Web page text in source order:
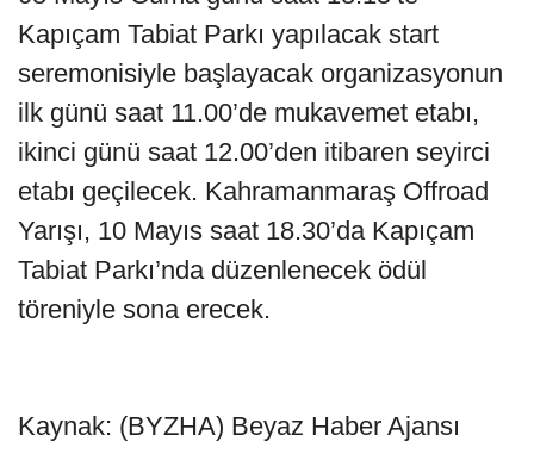
Kapıçam Tabiat Parkı yapılacak start
seremonisiyle başlayacak organizasyonun
ilk günü saat 11.00’de mukavemet etabı,
ikinci günü saat 12.00’den itibaren seyirci
etabı geçilecek. Kahramanmaraş Offroad
Yarışı, 10 Mayıs saat 18.30’da Kapıçam
Tabiat Parkı’nda düzenlenecek ödül
töreniyle sona erecek.
Kaynak: (BYZHA) Beyaz Haber Ajansı